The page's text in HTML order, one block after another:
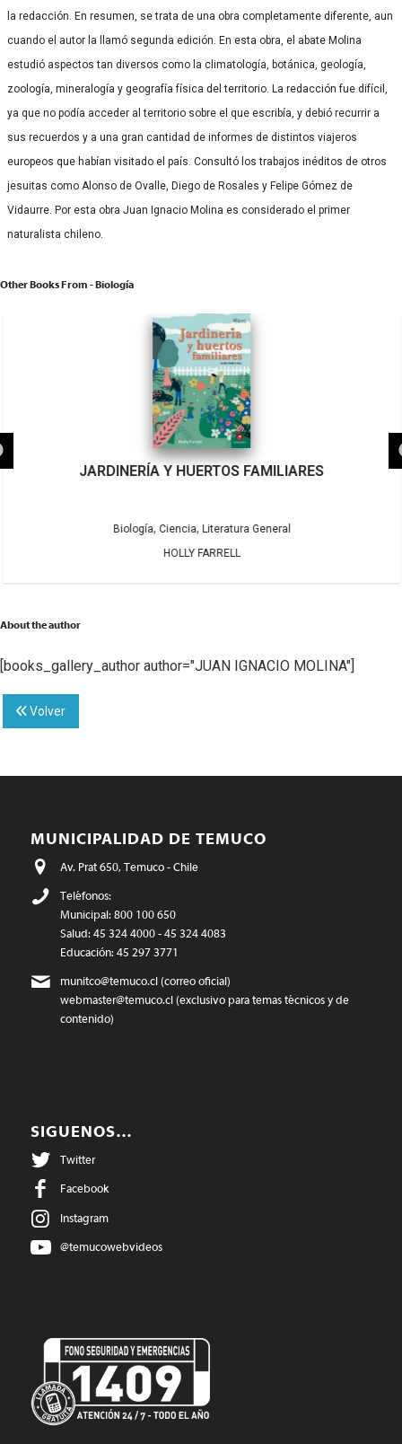
la redacción. En resumen, se trata de una obra completamente diferente, aun
cuando el autor la llamó segunda edición. En esta obra, el abate Molina
estudió aspectos tan diversos como la climatología, botánica, geología,
zoología, mineralogía y geografía física del territorio. La redacción fue difícil,
ya que no podía acceder al territorio sobre el que escribía, y debió recurrir a
sus recuerdos y a una gran cantidad de informes de distintos viajeros
europeos que habían visitado el país. Consultó los trabajos inéditos de otros
jesuitas como Alonso de Ovalle, Diego de Rosales y Felipe Gómez de
Vidaurre. Por esta obra Juan Ignacio Molina es considerado el primer
naturalista chileno.
Other Books From - Biología
JARDINERÍA Y HUERTOS FAMILIARES
Biología,Ciencia,Literatura General
HOLLY FARRELL
About the author
[books_gallery_author author="JUAN IGNACIO MOLINA"]
Volver
MUNICIPALIDAD DE TEMUCO
Av. Prat 650, Temuco - Chile
Teléfonos:
Municipal: 800 100 650
Salud: 45 324 4000 - 45 324 4083
Educación: 45 297 3771
munitco@temuco.cl(correo oficial)
webmaster@temuco.cl(exclusivo para temas técnicos y de
contenido)
SIGUENOS…
Twitter
Facebook
Instagram
@temucowebvideos